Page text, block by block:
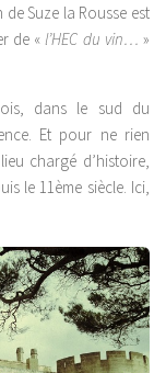
Suze la Rousse est
de « l’HEC du vin… »
dans le sud du
Et pour ne rien
chargé d’histoire,
le 11ème siècle. Ici,